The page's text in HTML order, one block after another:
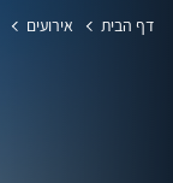
דף הבית אירועים